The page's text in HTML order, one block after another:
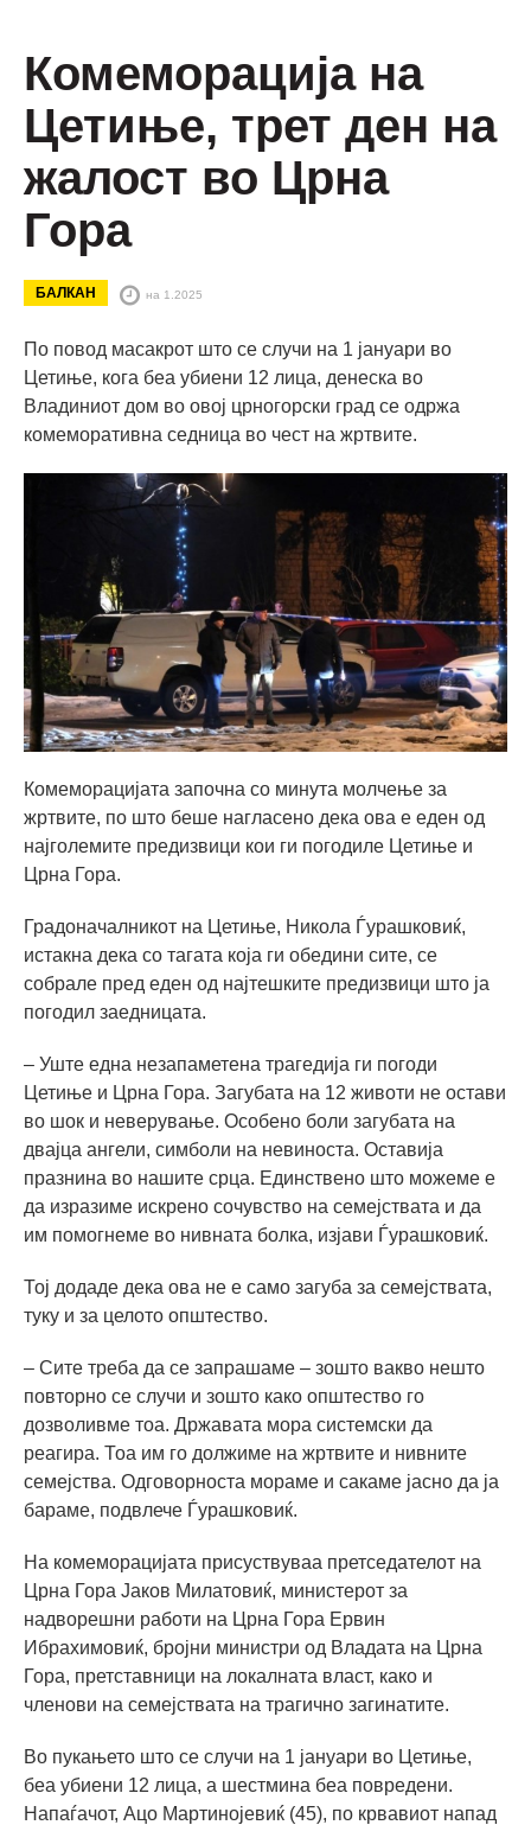
Комеморација на
Цетиње, трет ден на
жалост во Црна
Гора
БАЛКАН на 1.2025
По повод масакрот што се случи на 1 јануари во
Цетиње, кога беа убиени 12 лица, денеска во
Владиниот дом во овој црногорски град се одржа
комеморативна седница во чест на жртвите.
Комеморацијата започна со минута молчење за
жртвите, по што беше нагласено дека ова е еден од
најголемите предизвици кои ги погодиле Цетиње и
Црна Гора.
Градоначалникот на Цетиње, Никола Ѓурашковиќ,
истакна дека со тагата која ги обедини сите, се
собрале пред еден од најтешките предизвици што ја
погодил заедницата.
– Уште една незапаметена трагедија ги погоди
Цетиње и Црна Гора. Загубата на 12 животи не остави
во шок и неверување. Особено боли загубата на
двајца ангели, симболи на невиноста. Оставија
празнина во нашите срца. Единствено што можеме е
да изразиме искрено сочувство на семејствата и да
им помогнеме во нивната болка, изјави Ѓурашковиќ.
Тој додаде дека ова не е само загуба за семејствата,
туку и за целото општество.
– Сите треба да се запрашаме – зошто вакво нешто
повторно се случи и зошто како општество го
дозволивме тоа. Државата мора системски да
реагира. Тоа им го должиме на жртвите и нивните
семејства. Одговорноста мораме и сакаме јасно да ја
бараме, подвлече Ѓурашковиќ.
На комеморацијата присуствуваа претседателот на
Црна Гора Јаков Милатовиќ, министерот за
надворешни работи на Црна Гора Ервин
Ибрахимовиќ, бројни министри од Владата на Црна
Гора, претставници на локалната власт, како и
членови на семејствата на трагично загинатите.
Во пукањето што се случи на 1 јануари во Цетиње,
беа убиени 12 лица, а шестмина беа повредени.
Напаѓачот, Ацо Мартинојевиќ (45), по крвавиот напад